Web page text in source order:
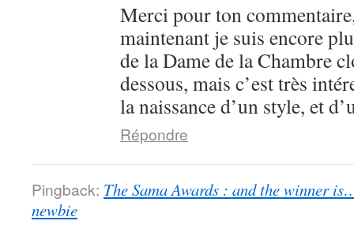
Merci pour ton
maintenant je suis encore
de la Dame de la Chambre
dessous, mais c’est très
la naissance d’un style, et
Répondre
Pingback: The Sama Awards : and the winner
newbie